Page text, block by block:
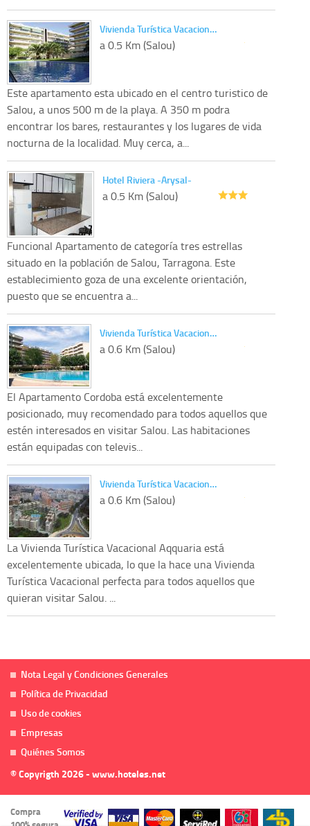
Vivienda Turística Vacacion…
a 0.5 Km (Salou)
Este apartamento esta ubicado en el centro turistico de
Salou, a unos 500 m de la playa. A 350 m podra
encontrar los bares, restaurantes y los lugares de vida
nocturna de la localidad. Muy cerca, a...
Hotel Riviera -Arysal-
a 0.5 Km (Salou)
Funcional Apartamento de categoría tres estrellas
situado en la población de Salou, Tarragona. Este
establecimiento goza de una excelente orientación,
puesto que se encuentra a...
Vivienda Turística Vacacion…
a 0.6 Km (Salou)
El Apartamento Cordoba está excelentemente
posicionado, muy recomendado para todos aquellos que
estén interesados en visitar Salou. Las habitaciones
están equipadas con televis...
Vivienda Turística Vacacion…
a 0.6 Km (Salou)
La Vivienda Turística Vacacional Aqquaria está
excelentemente ubicada, lo que la hace una Vivienda
Turística Vacacional perfecta para todos aquellos que
quieran visitar Salou. ...
Nota Legal y Condiciones Generales
Política de Privacidad
Uso de cookies
Empresas
Quiénes Somos
© Copyrigth 2026 - www.hoteles.net
Compra